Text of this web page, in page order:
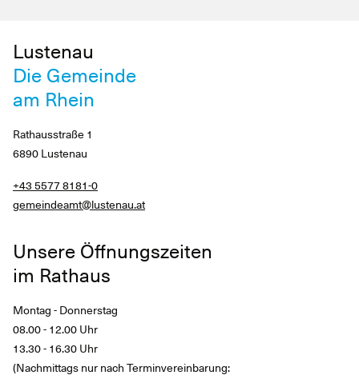
Lustenau
Die Gemeinde
am Rhein
Rathausstraße 1
6890 Lustenau
+43 5577 8181-0
gemeindeamt@lustenau.at
Unsere Öffnungszeiten
im Rathaus
Montag - Donnerstag
08.00 - 12.00 Uhr
13.30 - 16.30 Uhr
(Nachmittags nur nach Terminvereinbarung: